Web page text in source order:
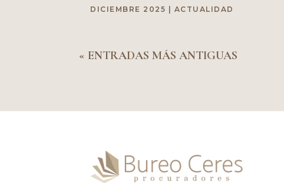
DICIEMBRE 2025 ACTUALIDAD
« ENTRADAS MÁS ANTIGUAS